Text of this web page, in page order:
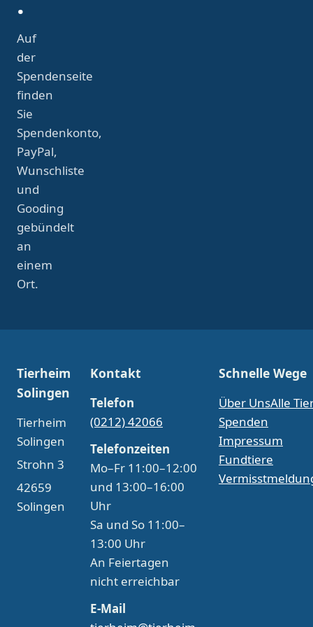
Auf
der
Spendenseite
finden
Sie
Spendenkonto,
PayPal,
Wunschliste
und
Gooding
gebündelt
an
einem
Ort.
Tierheim
Solingen
Tierheim
Solingen
Strohn 3
42659
Solingen
Kontakt
Telefon
(0212) 42066
Telefonzeiten
Mo–Fr 11:00–12:00
und 13:00–16:00
Uhr
Sa und So 11:00–
13:00 Uhr
An Feiertagen
nicht erreichbar
E-Mail
Schnelle Wege
Über UnsAlle
Spenden
Impressum
Fundtiere